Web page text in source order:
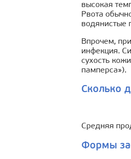
высокая
Рвота
водянистые
Впрочем,
инфекция.
сухость
памперса»).
Сколько
Средняя
Формы